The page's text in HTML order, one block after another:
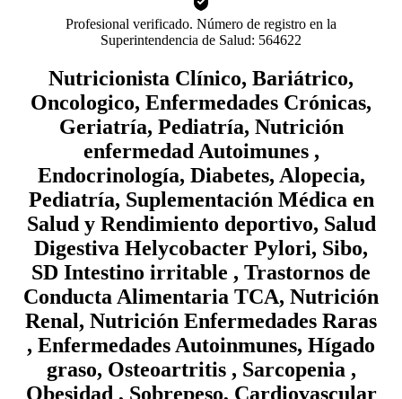
Profesional verificado. Número de registro en la
Superintendencia de Salud: 564622
Nutricionista Clínico, Bariátrico,
Oncologico, Enfermedades Crónicas,
Geriatría, Pediatría, Nutrición
enfermedad Autoimunes ,
Endocrinología, Diabetes, Alopecia,
Pediatría, Suplementación Médica en
Salud y Rendimiento deportivo, Salud
Digestiva Helycobacter Pylori, Sibo,
SD Intestino irritable , Trastornos de
Conducta Alimentaria TCA, Nutrición
Renal, Nutrición Enfermedades Raras
, Enfermedades Autoinmunes, Hígado
graso, Osteoartritis , Sarcopenia ,
Obesidad , Sobrepeso, Cardiovascular